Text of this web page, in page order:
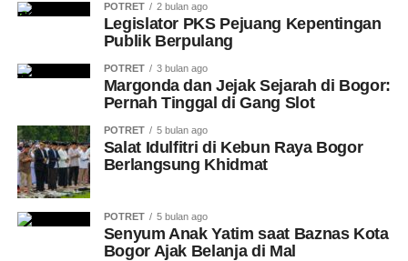
POTRET 2 bulan ago
Legislator PKS Pejuang Kepentingan
Publik Berpulang
POTRET 3 bulan ago
Margonda dan Jejak Sejarah di Bogor:
Pernah Tinggal di Gang Slot
POTRET 5 bulan ago
Salat Idulfitri di Kebun Raya Bogor
Berlangsung Khidmat
POTRET 5 bulan ago
Senyum Anak Yatim saat Baznas Kota
Bogor Ajak Belanja di Mal